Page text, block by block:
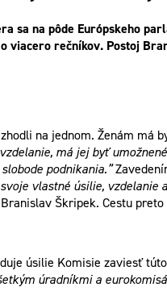
sa na pôde Európskeho
viacero rečníkov. Postoj
na jednom. Ženám
má jej byť
podnikania.”
vlastné úsilie, vzdelanie
Škripek. Cestu
úsilie Komisie zaviesť
úradníkmi a